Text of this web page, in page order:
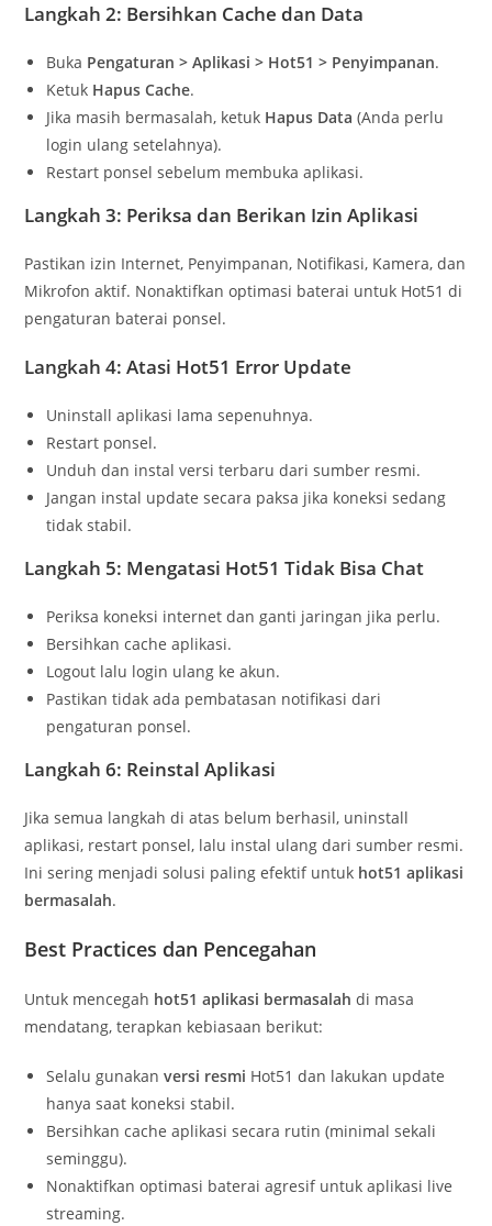
Langkah 2: Bersihkan Cache dan Data
Buka Pengaturan > Aplikasi > Hot51 > Penyimpanan.
Ketuk Hapus Cache.
Jika masih bermasalah, ketuk Hapus Data (Anda perlu
login ulang setelahnya).
Restart ponsel sebelum membuka aplikasi.
Langkah 3: Periksa dan Berikan Izin Aplikasi
Pastikan izin Internet, Penyimpanan, Notifikasi, Kamera, dan
Mikrofon aktif. Nonaktifkan optimasi baterai untuk Hot51 di
pengaturan baterai ponsel.
Langkah 4: Atasi Hot51 Error Update
Uninstall aplikasi lama sepenuhnya.
Restart ponsel.
Unduh dan instal versi terbaru dari sumber resmi.
Jangan instal update secara paksa jika koneksi sedang
tidak stabil.
Langkah 5: Mengatasi Hot51 Tidak Bisa Chat
Periksa koneksi internet dan ganti jaringan jika perlu.
Bersihkan cache aplikasi.
Logout lalu login ulang ke akun.
Pastikan tidak ada pembatasan notifikasi dari
pengaturan ponsel.
Langkah 6: Reinstal Aplikasi
Jika semua langkah di atas belum berhasil, uninstall
aplikasi, restart ponsel, lalu instal ulang dari sumber resmi.
Ini sering menjadi solusi paling efektif untuk hot51 aplikasi
bermasalah.
Best Practices dan Pencegahan
Untuk mencegah hot51 aplikasi bermasalah di masa
mendatang, terapkan kebiasaan berikut:
Selalu gunakanversi resmi Hot51 dan lakukan update
hanya saat koneksi stabil.
Bersihkan cache aplikasi secara rutin (minimal sekali
seminggu).
Nonaktifkan optimasi baterai agresif untuk aplikasi live
streaming.